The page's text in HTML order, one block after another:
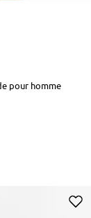
pour homme